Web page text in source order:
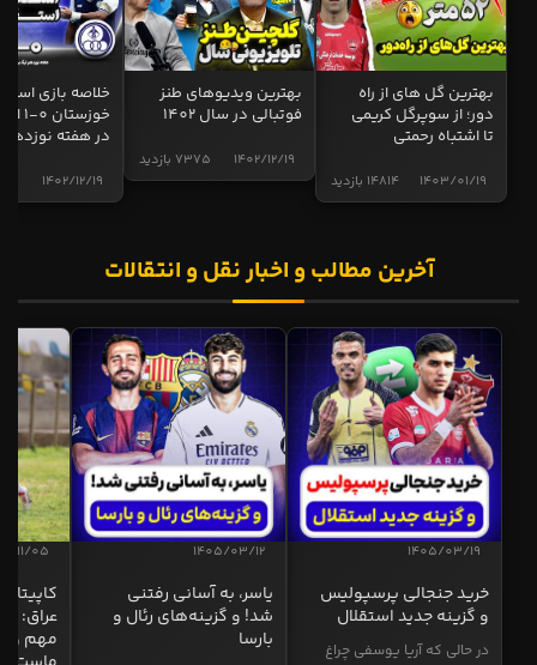
بهترین گل های از راه
دور؛ از سوپرگل کریمی
تا اشتباه رحمتی
14814 بازدید 1403/01/19
بهترین ویدیوهای طنز
فوتبالی در سال 1402
7375 بازدید 1402/12/19
خلاصه بازی
در هفته نوزدهم
1402/12/19
آخرین مطالب و اخبار نقل و انتقالات
1405/03/19
خرید جنجالی پرسپولیس
و گزینه جدید استقلال
در حالی که آریا یوسفی چراغ
1405/03/12
یاسر، به آسانی رفتنی
شد! و گزینه‌های رئال و
بارسا
11/05
عراق:
مهم و